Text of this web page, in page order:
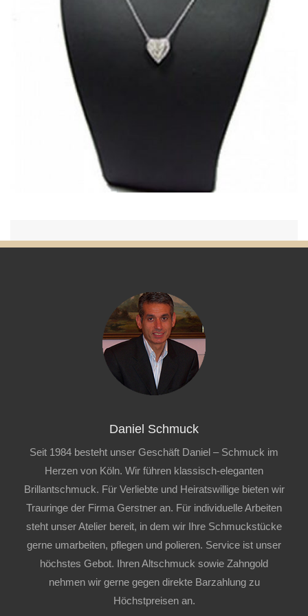
Daniel Schmuck
Seit 1984 besteht unser Geschäft Daniel – Schmuck im
Herzen von Köln. Wir führen klassisch-eleganten
Brillantschmuck. Für Verliebte und Heiratswillige bieten wir
Trauringe der Firma Gerstner an. Für individuelle Arbeiten
steht unser Atelier bereit, in dem wir Ihre Schmuckstücke
gerne umarbeiten, pflegen und polieren. Service ist unser
höchstes Gebot. Ihren Altschmuck sowie Zahngold
nehmen wir gerne gegen direkte Barzahlung zu
Höchstpreisen an.